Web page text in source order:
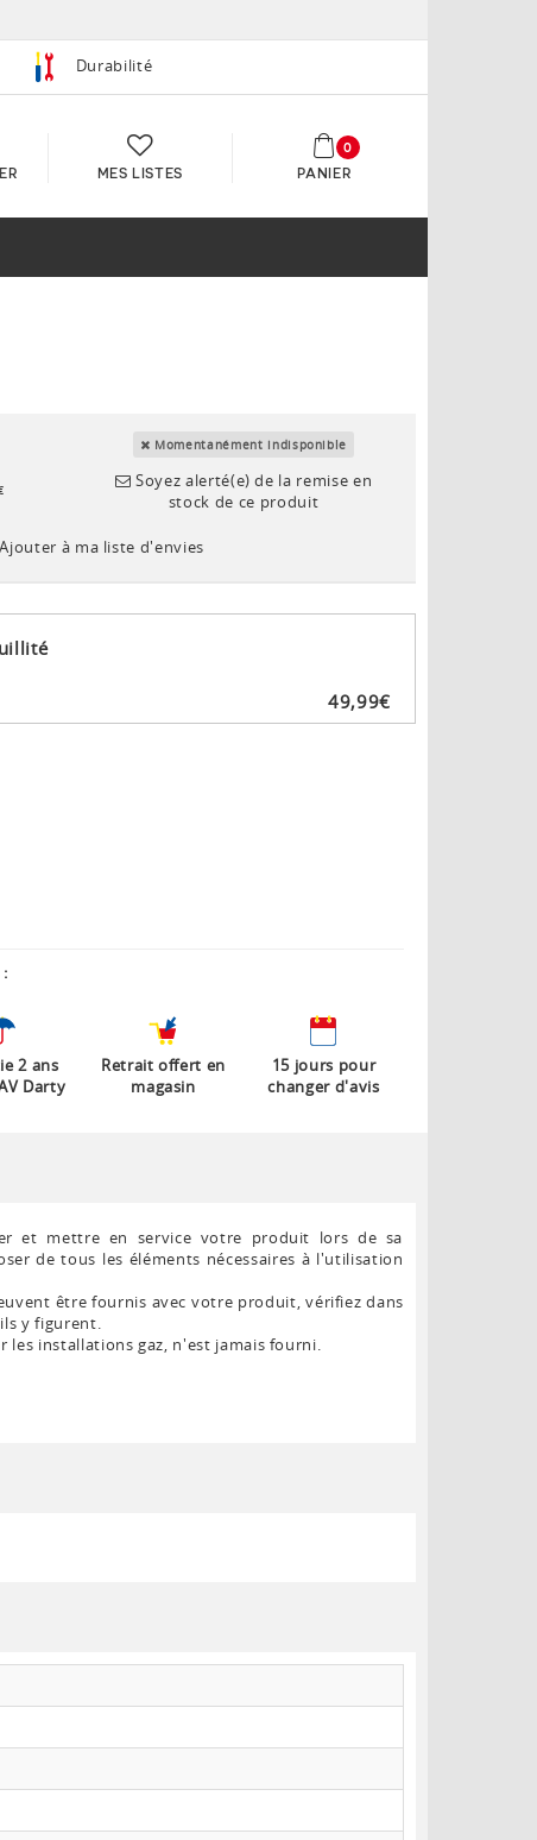
Durabilité
MES LISTES PANIER
0
Momentanément indisponible
Soyez alerté(e) de la remise en
stock de ce produit
Ajouter à ma liste d'envies
49,99€
2 ans
Darty
Retrait offert en
magasin
15 jours pour
changer d'avis
et mettre en service votre produit lors de sa
de tous les éléments nécessaires à l'utilisation
être fournis avec votre produit, vérifiez dans
y figurent.
les installations gaz, n'est jamais fourni.